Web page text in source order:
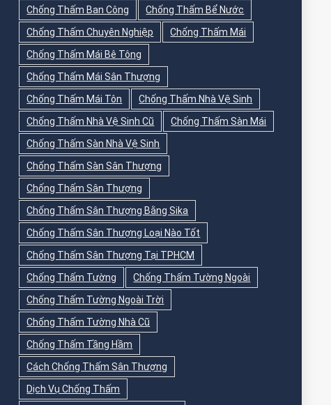
Chống Thấm Ban Công
Chống Thấm Bể Nước
Chống Thấm Chuyên Nghiệp
Chống Thấm Mái
Chống Thấm Mái Bê Tông
Chống Thấm Mái Sân Thượng
Chống Thấm Mái Tôn
Chống Thấm Nhà Vệ Sinh
Chống Thấm Nhà Vệ Sinh Cũ
Chống Thấm Sàn Mái
Chống Thấm Sàn Nhà Vệ Sinh
Chống Thấm Sàn Sân Thượng
Chống Thấm Sân Thượng
Chống Thấm Sân Thượng Bằng Sika
Chống Thấm Sân Thượng Loại Nào Tốt
Chống Thấm Sân Thượng Tại TPHCM
Chống Thấm Tường
Chống Thấm Tường Ngoài
Chống Thấm Tường Ngoài Trời
Chống Thấm Tường Nhà Cũ
Chống Thấm Tầng Hầm
Cách Chống Thấm Sân Thượng
Dịch Vụ Chống Thấm